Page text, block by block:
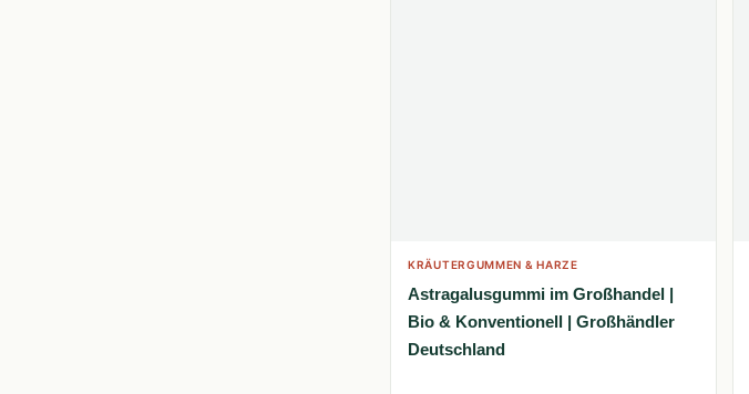
KRÄUTERGUMMEN & HARZE
Astragalusgummi im Großhandel |
Bio & Konventionell | Großhändler
Deutschland